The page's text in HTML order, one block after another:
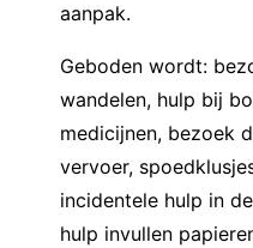
aanpak.
Geboden wordt:
wandelen, hulp bij
medicijnen, bezoek
vervoer,
incidentele hulp in
hulp invullen